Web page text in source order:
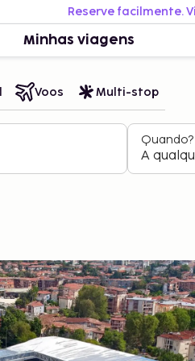
Reserve facilmente.
Minhas viagens
Voos Multi-stop
Quando?
A